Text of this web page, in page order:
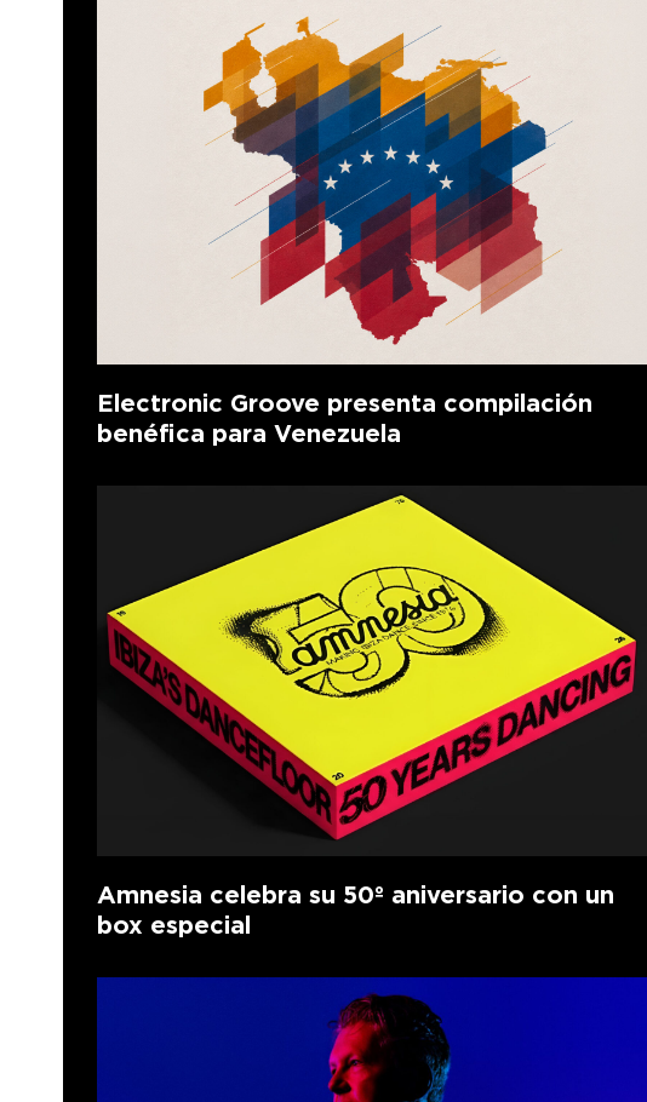
Electronic Groove presenta compilación
benéfica para Venezuela
Amnesia celebra su 50º aniversario con un
box especial